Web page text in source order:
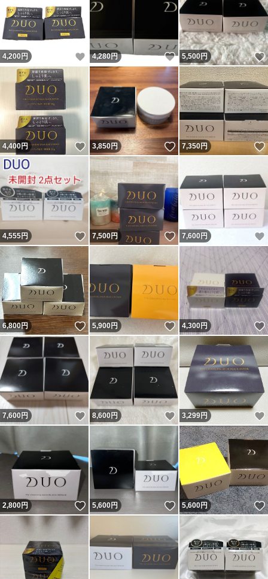
4,200 円 いいね！
4,280円 いいね！
5,500円
4,400円 いいね！
3,850円 いいね！
7,350円
4,555円 いいね！
7,500円 いいね！
7,600 円
6,800円 いいね！
5,900円 いいね！
4,300円
7,600円 いいね！
8,600円 いいね！
3,299円
2,800円 いいね！
5,600円 いいね！
5,600円